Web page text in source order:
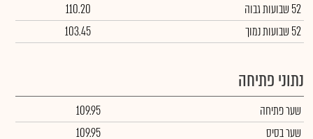
52 שבועות גבוה
110.20
52 שבועות נמוך
103.45
נתוני פתיחה
שער פתיחה
109.95
שער בסיס
109.95